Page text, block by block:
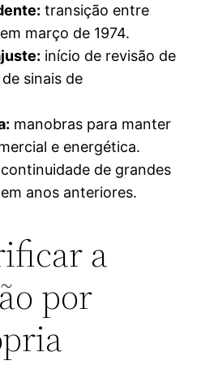
transição entre
março de 1974.
início de revisão de
sinais de
manobras para manter
e energética.
continuidade de grandes
anos anteriores.
a
por